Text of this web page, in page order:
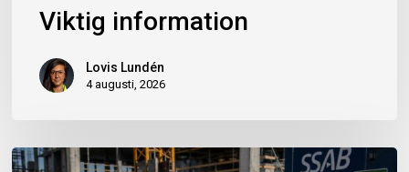
Viktig information
Lovis Lundén
4 augusti, 2026
Dags